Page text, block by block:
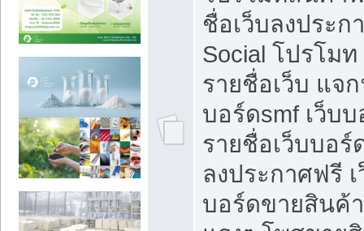
ชื่อเว็บลงประ
Social โปรโม
รายชื่อเว็บ แจ
บอร์ดsmf เว็บ
รายชื่อเว็บบอ
ลงประกาศฟรี
บอร์ดขายสินค้